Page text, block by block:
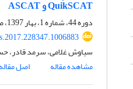
QuikSCAT و ASCAT
دوره 44، شماره 1، بهار 1397، صفحه
سیاوش غلامی، سرمد قادر،
مشاهده مقاله
اصل مقاله